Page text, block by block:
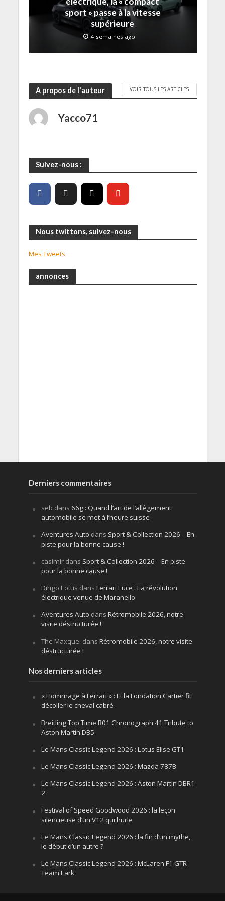
sport » passe à la vitesse
supérieure
4 semaines ago
A propos de l'auteur VOIR TOUS LES ARTICLES
Yacco71
Suivez-nous :
Nous twittons, suivez-nous
Mes Tweets
annonces
Derniers commentaires
seb dans 66g : Quand l’art de l’allègement
automobile se met à l’heure suisse
Aventures Auto dans Sport & Collection 2026 – En
piste pour la bonne cause !
casimirdans Sport & Collection 2026 – En piste
pour la bonne cause !
Dingo Lotus dans Ferrari Luce : La révolution
électrique venue de Maranello
Aventures Auto dans Rétromobile 2026, notre
visite déstructurée !
The Maxque. dans Rétromobile 2026, notre visite
déstructurée !
Nos derniers articles
« Hommage à Ferrari » : Et la Fondation Cartier fit
décoller le cheval cabré
Breitling Top Time B01 Chronograph 41 Tribute to
Aston Martin DB5
Le Mans Classic Legend 2026 : Lotus Elise GT1
Le Mans Classic Legend 2026 : Mazda 787B
Le Mans Classic Legend 2026 : Aston Martin DBR1-
2
Festival of Speed Goodwood 2026 : la leçon
silencieuse d’un V12 qui hurle
Le Mans Classic Legend 2026 : la fin d’un mythe,
le début d’un autre ?
Le Mans Classic Legend 2026 : McLaren F1 GTR
Team Lark